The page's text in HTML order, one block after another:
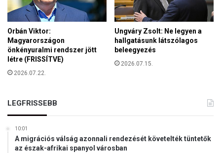
H
r
o
m
z
Orbán Viktor:
Magyarországon
önkényuralmi rendszer jött
létre (FRISSÍTVE)
2026.07.22.
Ungváry Zsolt: Ne legyen a
hallgatásunk látszólagos
beleegyezés
2026.07.15.
LEGFRISSEBB
10:01
A migrációs válság azonnali rendezését követelték tüntetők
az észak-afrikai spanyol városban